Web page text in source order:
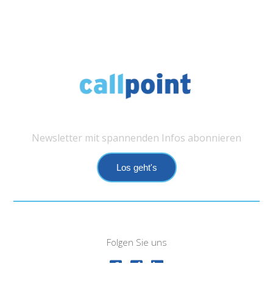
Newsletter mit spannenden Infos abonnieren
Los geht's
Folgen Sie uns